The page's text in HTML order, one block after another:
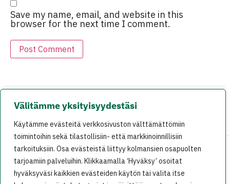
Välitämme yksityisyydestäsi
Käytämme evästeitä verkkosivuston välttämättömiin
toimintoihin sekä tilastollisiin- että markkinoinnillisiin
tarkoituksiin. Osa evästeistä liittyy kolmansien osapuolten
tarjoamiin palveluihin. Klikkaamalla ‘Hyväksy’ osoitat
hyväksyväsi kaikkien evästeiden käytön tai valita itse
Save my name, email, and website in this
browser for the next time I comment.
Ã„lÃ¤ nuolaise ennen kuin tipahtaa
På svenska In English